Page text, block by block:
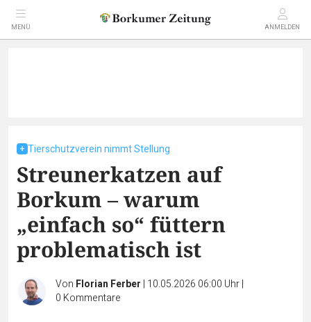
MENÜ ANMELDEN
Tierschutzverein nimmt Stellung
Streunerkatzen auf
Borkum – warum
„einfach so“ füttern
problematisch ist
Von Florian Ferber | 10.05.2026 06:00 Uhr|
0 Kommentare